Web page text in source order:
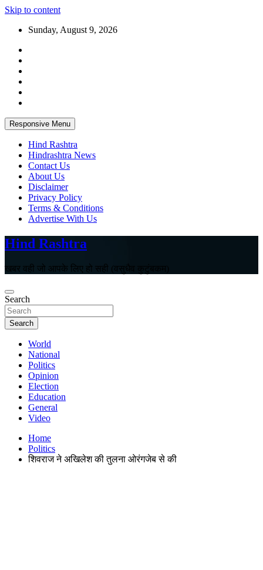
Skip to content
Sunday, August 9, 2026
Responsive Menu
Hind Rashtra
Hindrashtra News
Contact Us
About Us
Disclaimer
Privacy Policy
Terms & Conditions
Advertise With Us
Hind Rashtra
खबर वही जो आपके लिए हो सही (वसुधैव कुटुंबकम)
Search
Search
World
National
Politics
Opinion
Election
Education
General
Video
Home
Politics
शिवराज ने अखिलेश की तुलना ओरंगजेब से की